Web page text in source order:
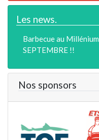
Les news.
Barbecue au Millénium !! NOUVELLE DATE 27
SEPTEMBRE !!
Nos sponsors